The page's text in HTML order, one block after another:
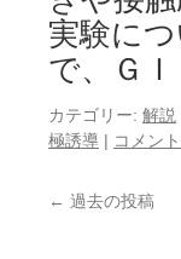
実験に
で、Ｇ
カテゴリー: 解説
極誘導 | コメン
← 過去の投稿